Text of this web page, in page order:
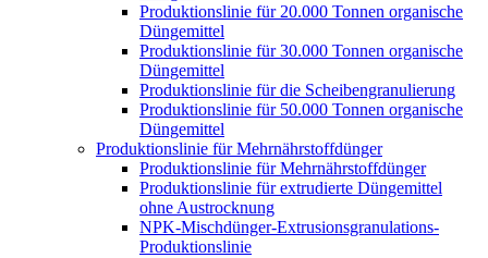
Produktionslinie für 20.000 Tonnen organische
Düngemittel
Produktionslinie für 30.000 Tonnen organische
Düngemittel
Produktionslinie für die Scheibengranulierung
Produktionslinie für 50.000 Tonnen organische
Düngemittel
Produktionslinie für Mehrnährstoffdünger
Produktionslinie für Mehrnährstoffdünger
Produktionslinie für extrudierte Düngemittel
ohne Austrocknung
NPK-Mischdünger-Extrusionsgranulations-
Produktionslinie